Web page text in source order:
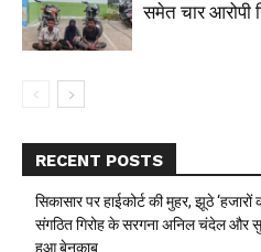
समेत चार आरोपी
RECENT POSTS
सिकासार पर हाईकोर्ट की मुहर, झूठे
संगठित गिरोह के सरगना अनिल चंदेल और
हुआ बेनकाब